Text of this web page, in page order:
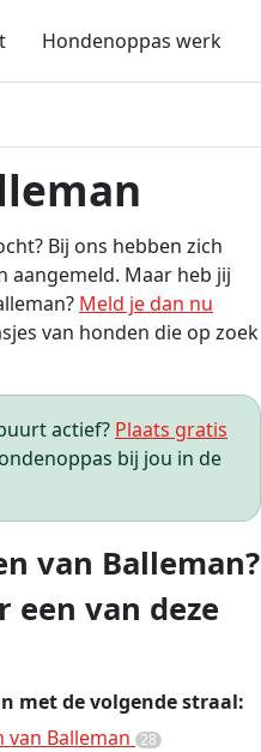
Hondenoppas werk
Bij ons hebben zich
aangemeld. Maar heb jij
Meld je dan nu
van honden die op zoek
actief? Plaats gratis
bij jou in de
van Balleman?
een van deze
met de volgende straal:
van Balleman 28